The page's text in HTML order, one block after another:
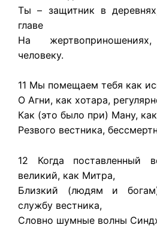
Ты – защитник в
главе
На
человеку.
11 Мы помещаем тебя как
О Агни, как хотара,
Как (это было при) Ману,
Резвого вестника,
12 Когда поставленный
великий, как Митра,
Близкий (людям и
службу вестника,
Словно шумные волны